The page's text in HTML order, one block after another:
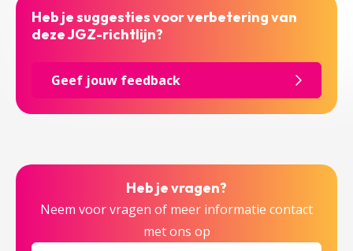
Heb je suggesties voor verbetering van
deze JGZ-richtlijn?
Geef jouw feedback
Heb je vragen?
Neem voor vragen of meer informatie contact
met ons op